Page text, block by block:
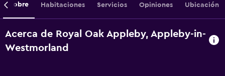
Sobre Habitaciones Servicios Opiniones Ubicación
Acerca de Royal Oak Appleby, Appleby-in-
Westmorland